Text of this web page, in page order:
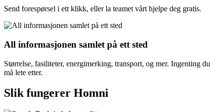
Send forespørsel i ett klikk, eller la teamet vårt hjelpe deg gratis.
All informasjonen samlet på ett sted
Størrelse, fasiliteter, energimerking, transport, og mer. Ingenting du
må lete etter.
Slik fungerer Homni